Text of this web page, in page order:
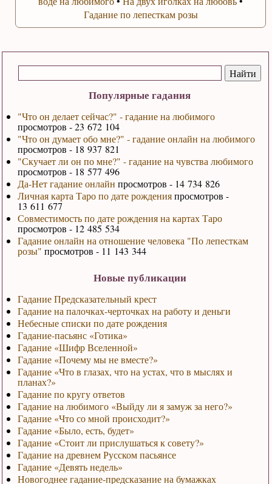
Популярные гадания
"Что он делает сейчас?" - гадание на любимого
просмотров - 23 672 104
"Что он думает обо мне?" - гадание онлайн на любимого
просмотров - 18 937 821
"Скучает ли он по мне?" - гадание на чувства любимого
просмотров - 18 577 496
Да-Нет гадание онлайн просмотров - 14 734 826
Личная карта Таро по дате рожденияпросмотров -
13 611 677
Совместимость по дате рождения на картах Таро
просмотров - 12 485 534
Гадание онлайн на отношение человека "По лепесткам
розы" просмотров - 11 143 344
Новые публикации
Гадание Предсказательный крест
Гадание на палочках-черточках на работу и деньги
Небесные списки по дате рождения
Гадание-пасьянс «Готика»
Гадание «Шифр Вселенной»
Гадание «Почему мы не вместе?»
Гадание «Что в глазах, что на устах, что в мыслях и
планах?»
Гадание по кругу ответов
Гадание на любимого «Выйду ли я замуж за него?»
Гадание «Что со мной происходит?»
Гадание «Было, есть, будет»
Гадание «Стоит ли прислушаться к совету?»
Гадание на древнем Русском пасьянсе
Гадание «Девять недель»
Новогоднее гадание-предсказание на бумажках
Гадание по лепесткам розы